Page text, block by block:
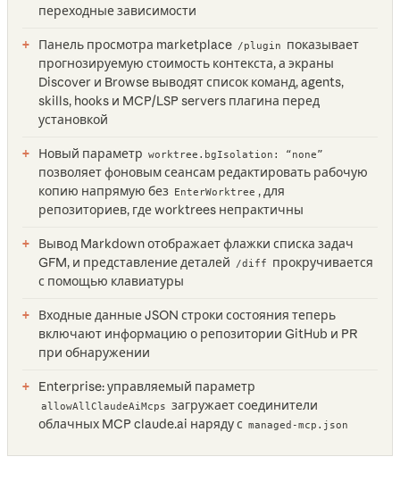
переходные зависимости
Панель просмотра marketplace /plugin
показывает
прогнозируемую стоимость контекста, а экраны
Discover и Browse выводят список команд, agents,
skills, hooks и MCP/LSP servers плагина перед
установкой
Новый параметр worktree.bgIsolation: “none”
позволяет фоновым сеансам редактировать рабочую
копию напрямую без EnterWorktree , для
репозиториев, где worktrees непрактичны
Вывод Markdown отображает флажки списка задач
GFM, и представление деталей
/diff
прокручивается
с помощью клавиатуры
Входные данные JSON строки состояния теперь
включают информацию о репозитории GitHub и PR
при обнаружении
Enterprise: управляемый параметр
allowAllClaudeAiMcps загружает соединители
облачных MCP claude.ai наряду с managed-mcp.json